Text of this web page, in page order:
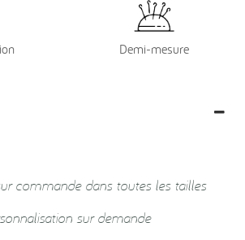
Demi-mesure
commande dans toutes les tailles
sur demande